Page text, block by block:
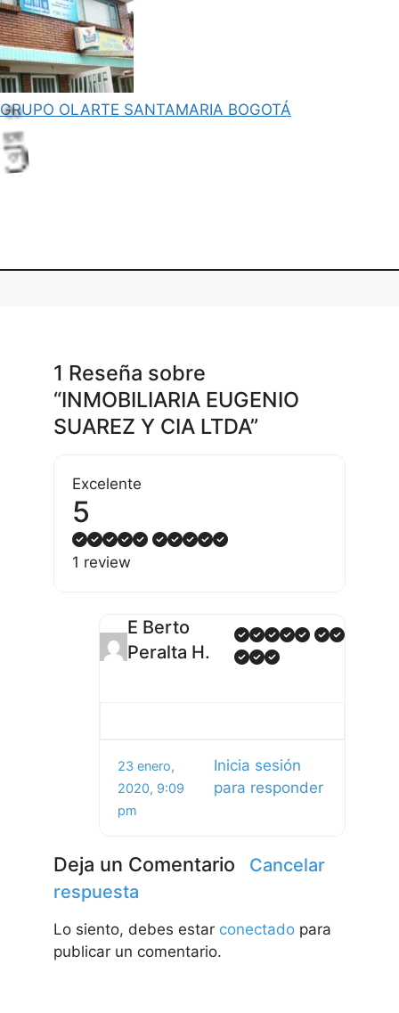
GRUPO OLARTE SANTAMARIA BOGOTÁ
L
oa
di
n.
1 Reseña sobre
“INMOBILIARIA EUGENIO
SUAREZ Y CIA LTDA”
Excelente
5
1 review
E Berto
Peralta H.
23 enero,
2020, 9:09
pm
Inicia sesión
para responder
Deja un Comentario
Cancelar
respuesta
Lo siento, debes estar conectado para
publicar un comentario.